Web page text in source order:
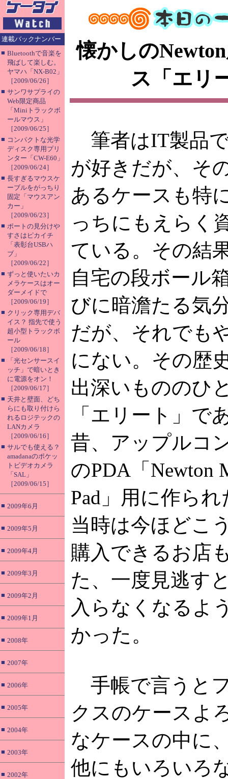
連載バックナンバー
■ Bluetoothで音楽を
飛ばして楽しむ。
ヤマハ「NX-B02」
［2009/06/26］
■ サンワサプライの
Web限定商品
「Miniトラックボ
ールマウス」
［2009/06/25］
■ コンパクトな光学
ディスク専用プリ
ンター「CW-E60」
［2009/06/24］
■ 長すぎるマウスケ
ーブルをがっちり
固定「マウスアン
カー」
［2009/06/23］
■ ポートの見分けや
すさはピカイチ
「表彰台USBハ
ブ」
［2009/06/22］
■ ずっと使いたいカ
メラケースはオー
ダーメイドで
［2009/06/19］
■ クリック専用デバ
イス？ 指先で使う
超小型トラックボ
ール
［2009/06/18］
■
「光センサースイ
ッチ」で暗いとき
に電源をオン！
［2009/06/17］
■ 天井と壁面、どち
らにも取り付けら
れるロジテックの
LANカメラ
［2009/06/16］
■ サルでも使える？
amadanaのポケッ
トビデオカメラ
「SAL」
［2009/06/15］
■ 2009年6月
■ 2009年5月
■ 2009年4月
■ 2009年3月
■ 2009年2月
■ 2009年1月
■ 2008年
■ 2007年
■ 2006年
■ 2005年
■ 2004年
■ 2003年
■ 2002年
懐かしの
ス「エリ
筆者はIT製品
が好きだが、そ
あるケースも特
っちにもえらく
ている。その結
自宅の段ボール
びに暗澹たる
だが、それでも
にない。その歴
出深いもののひ
「エリート」で
昔、アップルコ
のPDA「Newton
Pad」用に作ら
当時は今ほどこ
購入できるお店
た、一度見逃す
入らなくなるよ
かった。
手帳で言うと
クスのケースよ
なケースの中に
他にもいろいろ